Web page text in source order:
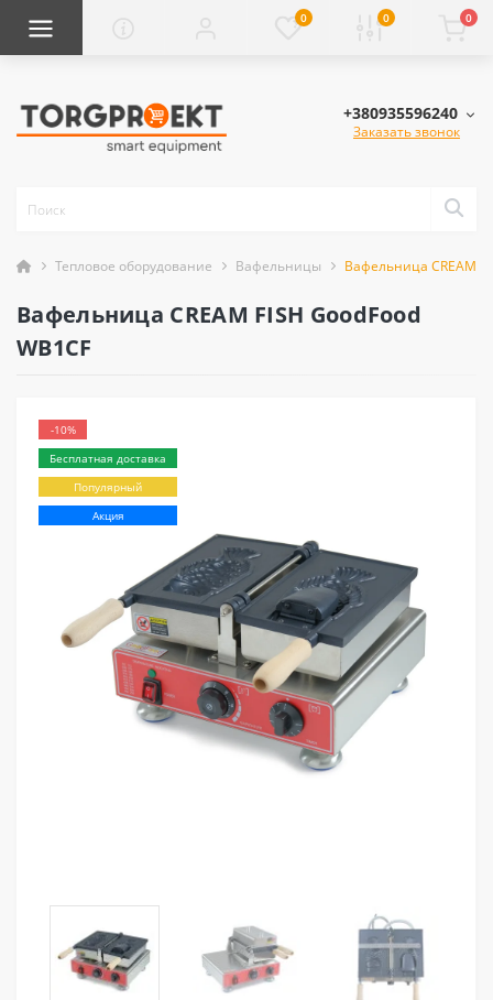
0 0 0
+380935596240
Заказать звонок
Тепловое оборудование Вафельницы Вафельница CREAM
Вафельница CREAM FISH GoodFood
WB1CF
-10%
Бесплатная доставка
Популярный
Акция